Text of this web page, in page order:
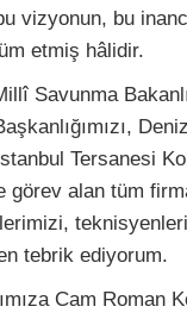
vizyonun, bu
etmiş hâlidir.
Savunma
Tersanesi
görev alan tüm
tebrik ediyorum.
Cam Roman